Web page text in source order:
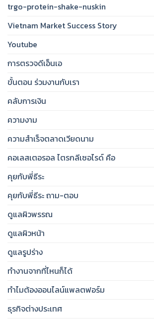
trgo-protein-shake-nuskin
Vietnam Market Success Story
Youtube
การตรวจดีเอ็นเอ
ขั้นตอน ร่วมงานกับเรา
คลับการเงิน
ความงาม
ความสำเร็จตลาดเวียดนาม
คอเลสเตอรอล ไตรกลีเซอไรด์ คือ
คุยกับพี่ธีระ
คุยกับพี่ธีระ ถาม-ตอบ
ดูแลผิวพรรณ
ดูแลผิวหน้า
ดูแลรูปร่าง
ทำงานจากที่ไหนก็ได้
ทำไมต้องออนไลน์แพลตฟอร์ม
ธุรกิจต่างประเทศ